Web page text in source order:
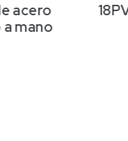
acero
mano